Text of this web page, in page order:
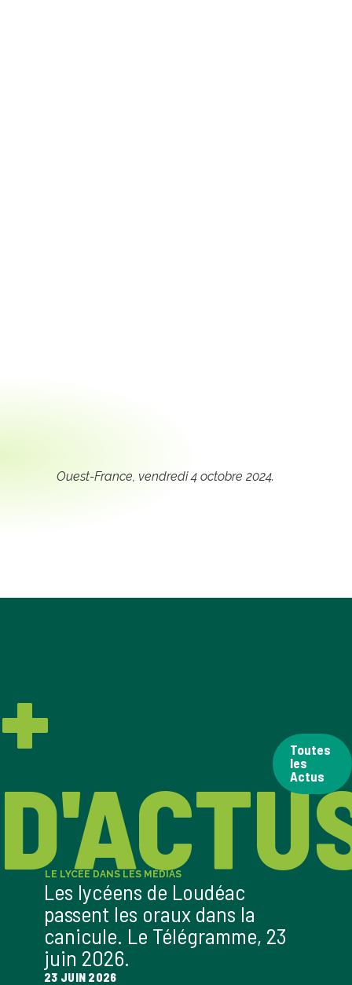
Ouest-France , vendredi 4 octobre 2024.
+
Toutes
les
Actus
LE LYCÉE DANS LES MÉDIAS
Les lycéens de Loudéac
passent les oraux dans la
canicule. Le Télégramme, 23
juin 2026.
23 JUIN 2026
LE